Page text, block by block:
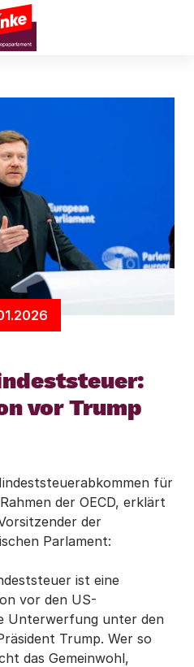
vor Trump
für
der OECD, erklärt
der
Parlament:
ist eine
vor den US-
Unterwerfung unter den
Trump. Wer so
das Gemeinwohl,